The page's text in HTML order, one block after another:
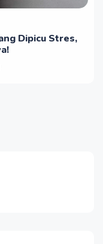
Dipicu Stres,